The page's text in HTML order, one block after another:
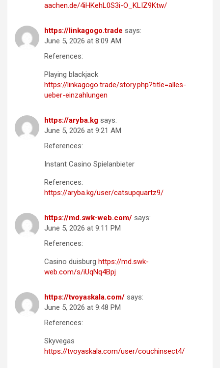
aachen.de/4iHKehL0S3i-O_KLIZ9Ktw/
https://linkagogo.trade says:
June 5, 2026 at 8:09 AM
References:
Playing blackjack
https://linkagogo.trade/story.php?title=alles-
ueber-einzahlungen
https://aryba.kg says:
June 5, 2026 at 9:21 AM
References:
Instant Casino Spielanbieter
References:
https://aryba.kg/user/catsupquartz9/
https://md.swk-web.com/ says:
June 5, 2026 at 9:11 PM
References:
Casino duisburg https://md.swk-
web.com/s/iUqNq4Bpj
https://tvoyaskala.com/ says:
June 5, 2026 at 9:48 PM
References:
Skyvegas
https://tvoyaskala.com/user/couchinsect4/